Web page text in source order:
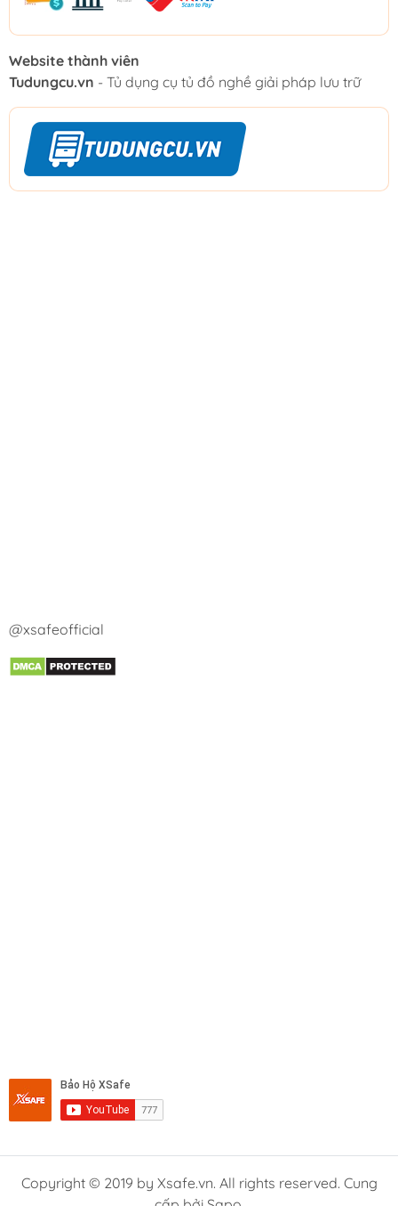
Website thành viên
Tudungcu.vn - Tủ dụng cụ tủ đồ nghề giải pháp lưu trữ
@xsafeofficial
Copyright © 2019 by Xsafe.vn. All rights reserved. Cung